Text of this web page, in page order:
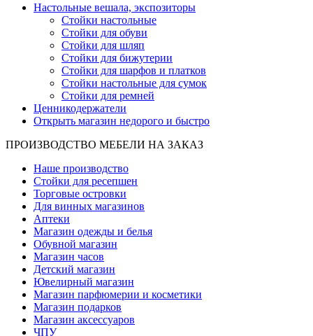
Настольные вешала, экспозиторы
Стойки настольные
Стойки для обуви
Стойки для шляп
Стойки для бижутерии
Стойки для шарфов и платков
Стойки настольные для сумок
Стойки для ремней
Ценникодержатели
Открыть магазин недорого и быстро
ПРОИЗВОДСТВО МЕБЕЛИ НА ЗАКАЗ
Наше производство
Стойки для ресепшен
Торговые островки
Для винных магазинов
Аптеки
Магазин одежды и белья
Обувной магазин
Магазин часов
Детский магазин
Ювелирный магазин
Магазин парфюмерии и косметики
Магазин подарков
Магазин аксессуаров
ЧПУ